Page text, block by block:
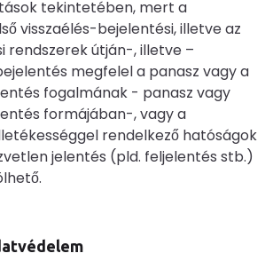
tekintetében, mert a
visszaélés-bejelentési, illetve az
rendszerek útján-, illetve –
megfelel a panasz vagy a
fogalmának - panasz vagy
formájában-, vagy a
rendelkező hatóságok
jelentés (pld. feljelentés stb.)